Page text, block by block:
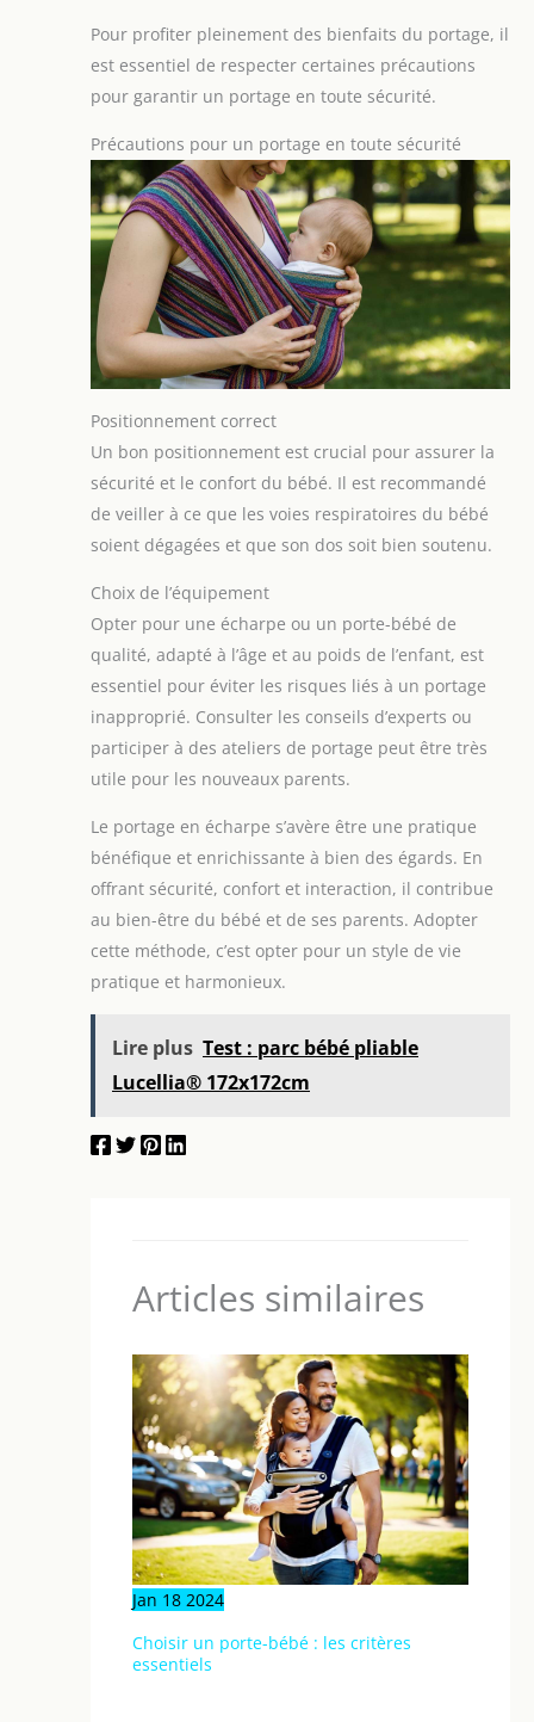
Pour profiter pleinement des bienfaits du portage, il
est essentiel de respecter certaines précautions
pour garantir un portage en toute sécurité.
Précautions pour un portage en toute sécurité
Positionnement correct
Un bon positionnement est crucial pour assurer la
sécurité et le confort du bébé. Il est recommandé
de veiller à ce que les voies respiratoires du bébé
soient dégagées et que son dos soit bien soutenu.
Choix de l’équipement
Opter pour une écharpe ou un porte-bébé de
qualité, adapté à l’âge et au poids de l’enfant, est
essentiel pour éviter les risques liés à un portage
inapproprié. Consulter les conseils d’experts ou
participer à des ateliers de portage peut être très
utile pour les nouveaux parents.
Le portage en écharpe s’avère être une pratique
bénéfique et enrichissante à bien des égards. En
offrant sécurité, confort et interaction, il contribue
au bien-être du bébé et de ses parents. Adopter
cette méthode, c’est opter pour un style de vie
pratique et harmonieux.
Lire plus Test : parc bébé pliable
Lucellia® 172x172cm
Articles similaires
Jan 18 2024
Choisir un porte-bébé : les critères
essentiels